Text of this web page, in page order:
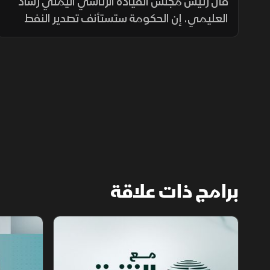
العليمي، إن الحكومة ستستأنف تصدير النفط
وتوجه عائداته لصرف الرواتب وتحسين الخدمات
برامج ذات علاقة
مع الشرق الأوسط الخبر الآخر